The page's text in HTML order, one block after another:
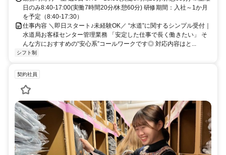
日のみ8:40-17:00(実働7時間20分/休憩60分) 研修期間：入社～1か月
を予定（8:40-17:30）
仕事内容 ＼即日スタート♪未経験OK／ “水道”に関するシンプル受付｜
水道局お客様センター管理業務 「安定した仕事で長く働きたい」 そ
んな方におすすめの“安心系”コールワークです◎ 対応内容はと...
シフト制
契約社員